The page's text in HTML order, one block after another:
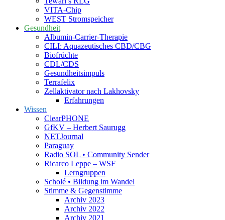
VITA-Chip
WEST Stromspeicher
Gesundheit
Albumin-Carrier-Therapie
CILI: Aquazeutisches CBD/CBG
Biofrüchte
CDL/CDS
Gesundheitsimpuls
Terrafelix
Zellaktivator nach Lakhovsky
Erfahrungen
Wissen
ClearPHONE
GfKV – Herbert Saurugg
NETJournal
Paraguay
Radio SOL • Community Sender
Ricarco Leppe – WSF
Lerngruppen
Scholé • Bildung im Wandel
Stimme & Gegenstimme
Archiv 2023
Archiv 2022
Archiv 2021